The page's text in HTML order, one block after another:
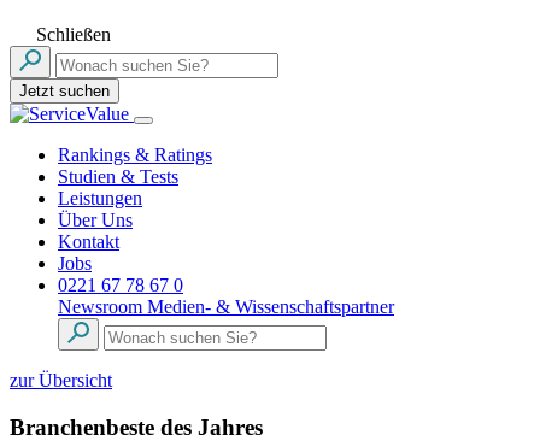
Schließen
Jetzt suchen
Rankings & Ratings
Studien & Tests
Leistungen
Über Uns
Kontakt
Jobs
0221 67 78 67 0
Newsroom Medien- & Wissenschaftspartner
zur Übersicht
Branchenbeste des Jahres